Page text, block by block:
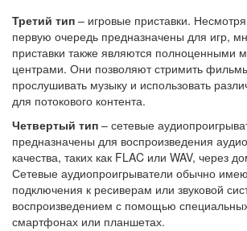
Третий тип – игровые приставки.
первую очередь предназначены для игр,
приставки также являются полноценными
центрами. Они позволяют стримить
прослушивать музыку и использовать
для потокового контента.
Четвертый тип – сетевые
предназначены для воспроизведения
качества, таких как FLAC или WAV, через
Сетевые аудиопроигрыватели обычно
подключения к ресиверам или звуковой
воспроизведением с помощью
смартфонах или планшетах.